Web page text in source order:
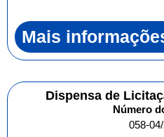
Mais
Dispensa de
Número
058-